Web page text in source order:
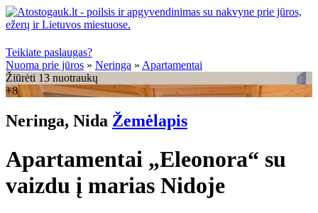
Teikiate paslaugas?
Nuoma prie jūros » Neringa » Apartamentai
Žiūrėti 13 nuotraukų
+8
Neringa, Nida Žemėlapis
Apartamentai „Eleonora“ su
vaizdu į marias Nidoje